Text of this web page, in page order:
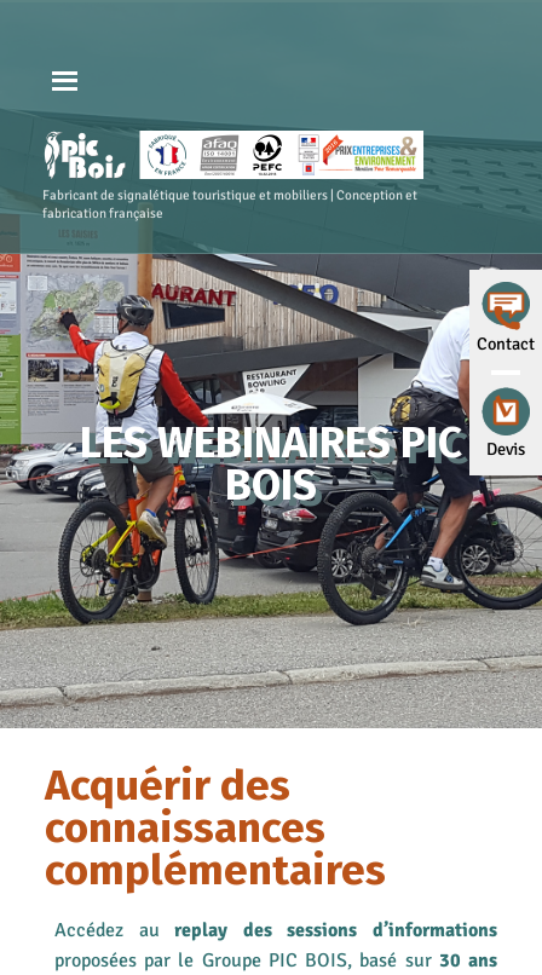
Contact
Devis
Fabricant de signalétique touristique et mobiliers | Conception et
fabrication française
LES WEBINAIRES PIC
BOIS
Acquérir des
connaissances
complémentaires
Accédez aureplay des sessions d’informations
proposées par le Groupe PIC BOIS, basé sur30 ans